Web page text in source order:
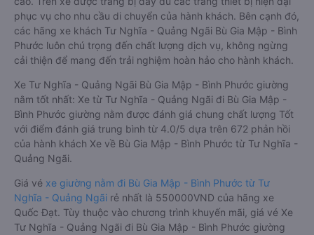
phục vụ cho nhu cầu di chuyển của hành khách. Bên cạnh đó,
các hãng xe khách Tư Nghĩa - Quảng Ngãi Bù Gia Mập - Bình
Phước luôn chú trọng đến chất lượng dịch vụ, không ngừng
cải thiện để mang đến trải nghiệm hoàn hảo cho hành khách.
Xe Tư Nghĩa - Quảng Ngãi Bù Gia Mập - Bình Phước giường
nằm tốt nhất: Xe từ Tư Nghĩa - Quảng Ngãi đi Bù Gia Mập -
Bình Phước giường nằm được đánh giá chung chất lượng Tốt
với điểm đánh giá trung bình từ 4.0/5 dựa trên 672 phản hồi
của hành khách Xe về Bù Gia Mập - Bình Phước từ Tư Nghĩa -
Quảng Ngãi.
Giá vé xe giường nằm đi Bù Gia Mập - Bình Phước từ Tư
Nghĩa - Quảng Ngãi rẻ nhất là 550000VND của hãng xe
Quốc Đạt. Tùy thuộc vào chương trình khuyến mãi, giá vé Xe
Tư Nghĩa - Quảng Ngãi đi Bù Gia Mập - Bình Phước giường